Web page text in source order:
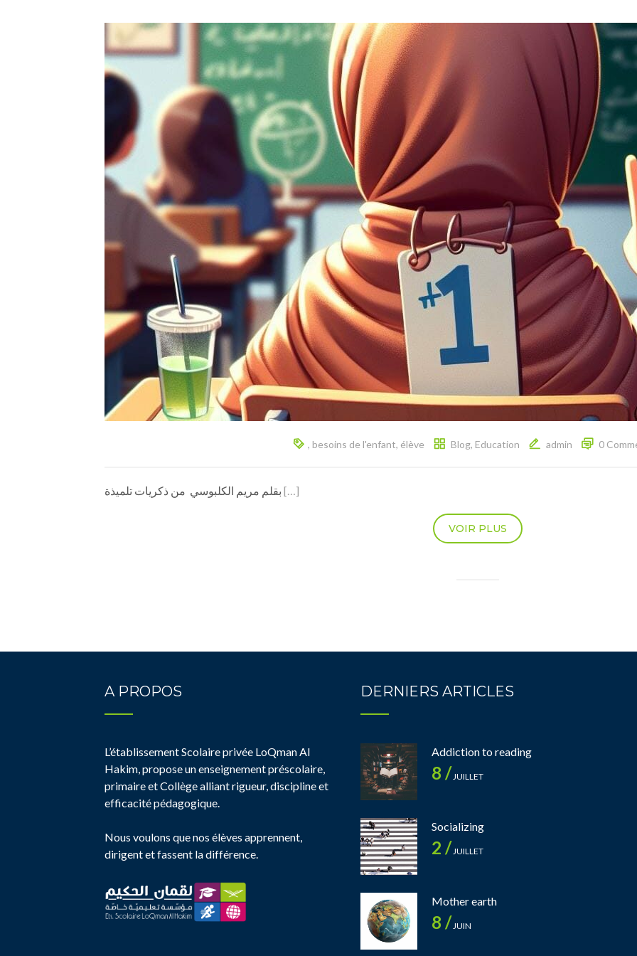
, besoins de l'enfant, élève Blog, Education admin 0
[…]
VOIR PLUS
A PROPOS
L’établissement Scolaire privée LoQman Al
Hakim, propose un enseignement préscolaire,
primaire et Collège alliant rigueur, discipline et
efficacité pédagogique.
Nous voulons que nos élèves apprennent,
dirigent et fassent la différence.
DERNIERS ARTICLES
Addiction to reading
8 /JUILLET
Socializing
2 /JUILLET
Mother earth
8 /JUIN